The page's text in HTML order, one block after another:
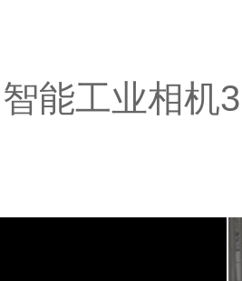
智能工业相机